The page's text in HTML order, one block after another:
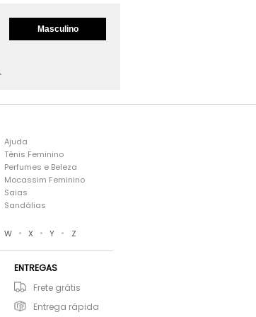
Masculino
Ajuda
Tênis Feminino
Perfumes e Beleza
Mocassim Feminino
Saias
Sandálias
W • X • Y • Z
ENTREGAS
Frete grátis
Entrega rápida